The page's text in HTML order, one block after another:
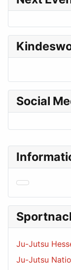
Ju-Jutsu
Ju-Jutsu
Social